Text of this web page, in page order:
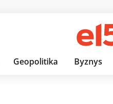
Geopolitika Byznys